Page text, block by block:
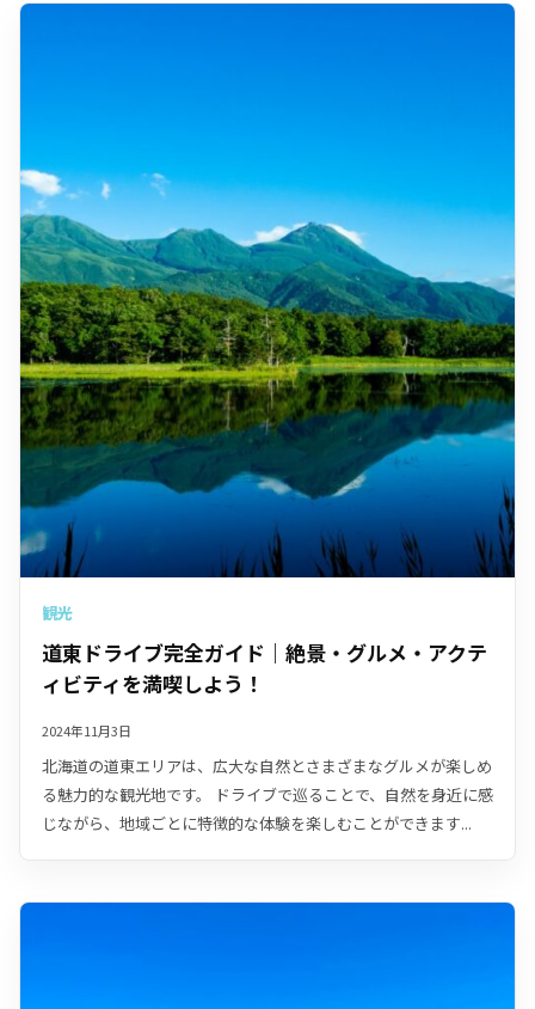
観光
道東ドライブ完全ガイド｜絶景・グルメ・アクテ
ィビティを満喫しよう！
2024年11月3日
北海道の道東エリアは、広大な自然とさまざまなグルメが楽しめ
る魅力的な観光地です。 ドライブで巡ることで、自然を身近に感
じながら、地域ごとに特徴的な体験を楽しむことができます...